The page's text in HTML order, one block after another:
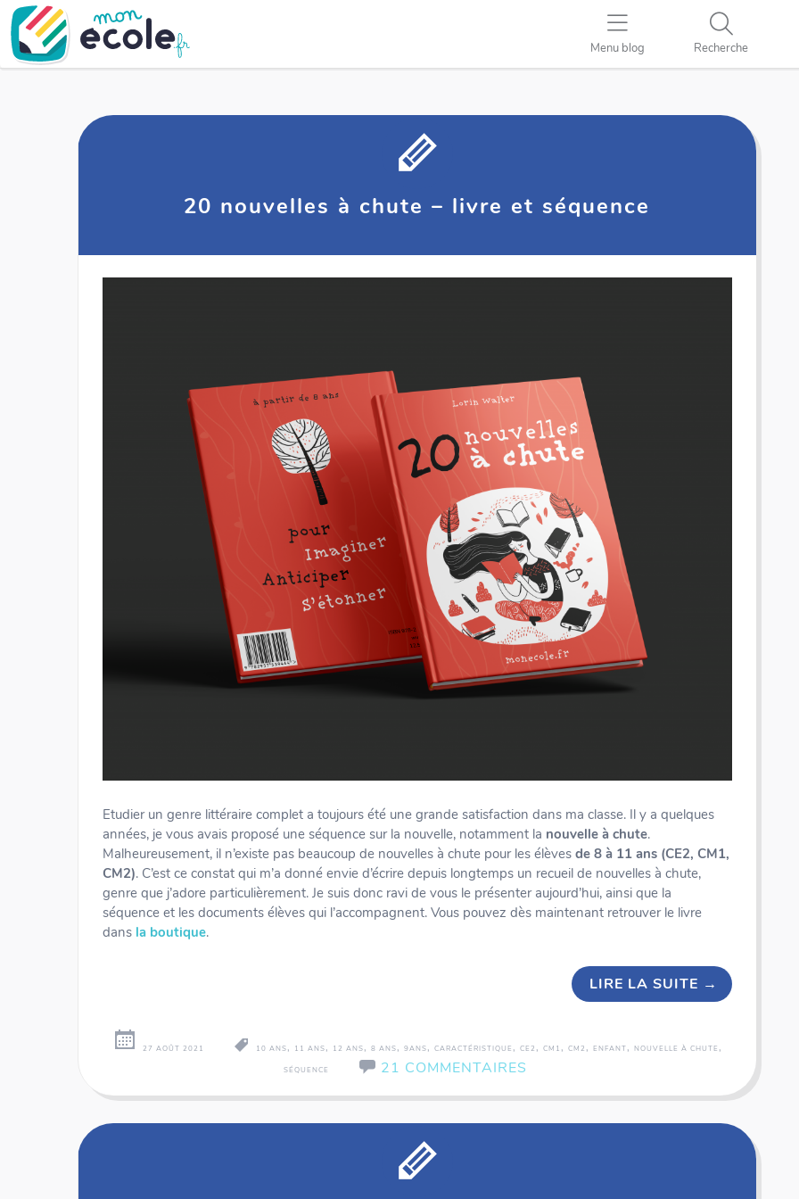
Menu blog Recherche
20 nouvelles à chute – livre et séquence
Etudier un genre littéraire complet a toujours été une grande satisfaction dans ma classe. Il y a quelques
années, je vous avais proposé une séquence sur la nouvelle, notamment la nouvelle à chute.
Malheureusement, il n’existe pas beaucoup de nouvelles à chute pour les élèves de 8 à 11 ans (CE2, CM1,
CM2). C’est ce constat qui m’a donné envie d’écrire depuis longtemps un recueil de nouvelles à chute,
genre que j’adore particulièrement. Je suis donc ravi de vous le présenter aujourd’hui, ainsi que la
séquence et les documents élèves qui l’accompagnent. Vous pouvez dès maintenant retrouver le livre
dans la boutique.
LIRE LA SUITE →
27 AOÛT 2021 10 ANS, 11 ANS, 12 ANS,8 ANS,9ANS,CARACTÉRISTIQUE ,CE2 ,CM1 ,CM2 ,ENFANT,NOUVELLE À CHUTE ,
SÉQUENCE 21 COMMENTAIRES
Coffret rallye - Tour du monde - 50 fiches illustrées